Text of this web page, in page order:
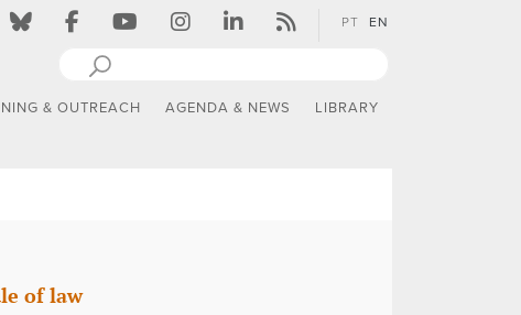
PT EN
& OUTREACH AGENDA & NEWS LIBRARY
of law